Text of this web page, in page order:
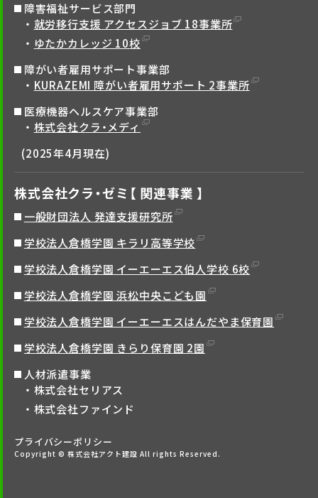
障害福祉サービス部門
就労移行支援 アクセスジョブ 18事業所
ゆたかカレッジ 10校
障がい者雇用サポート事業部
KURAZEMI 障がい者雇用サポート 2事業所
医療機器ヘルスケア事業部
株式会社クラ・メディ
(2025年4月現在)
株式会社クラ・ゼミ【 関連事業 】
一般財団法人 発達支援研究所
学校法人倉橋学園 キラリ高等学校
学校法人倉橋学園 イーエーエス伯人学校 6校
学校法人倉橋学園 浜松中央こども園
学校法人倉橋学園 イーエーエスはんだやま保育園
学校法人倉橋学園 きらり保育園 2園
人材派遣事業
株式会社セリアス
株式会社ファインド
プライバシーポリシー
Copyright © 株式会社アクト建設 All rights Reserved.